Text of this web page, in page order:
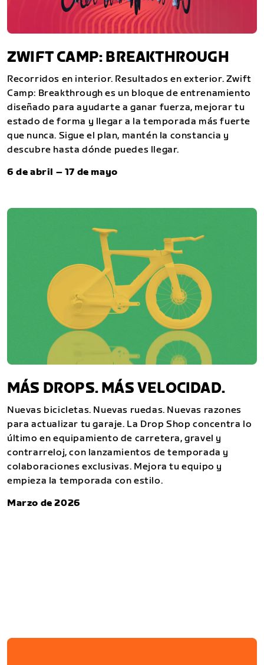
ZWIFT CAMP: BREAKTHROUGH
Recorridos en interior. Resultados en exterior. Zwift
Camp: Breakthrough es un bloque de entrenamiento
diseñado para ayudarte a ganar fuerza, mejorar tu
estado de forma y llegar a la temporada más fuerte
que nunca. Sigue el plan, mantén la constancia y
descubre hasta dónde puedes llegar.
6 de abril – 17 de mayo
MÁS DROPS. MÁS VELOCIDAD.
Nuevas bicicletas. Nuevas ruedas. Nuevas razones
para actualizar tu garaje. La Drop Shop concentra lo
último en equipamiento de carretera, gravel y
contrarreloj, con lanzamientos de temporada y
colaboraciones exclusivas. Mejora tu equipo y
empieza la temporada con estilo.
Marzo de 2026